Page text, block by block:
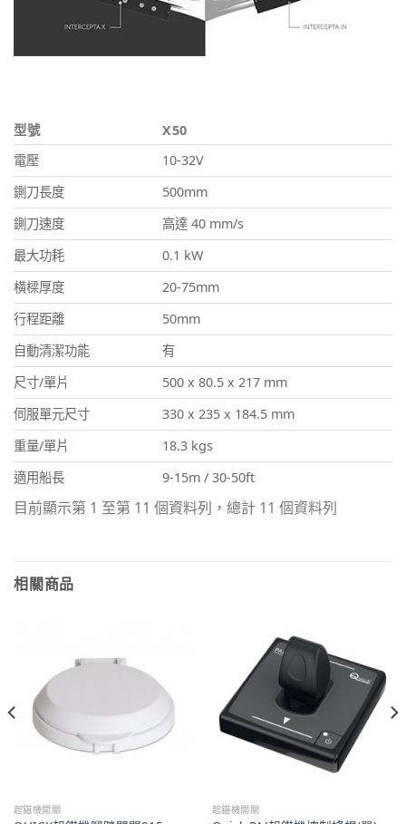
型號
X50
電壓
10-32V
鍘刀長度
500mm
鍘刀速度
高達 40 mm/s
最大功耗
0.1 kW
橫樑厚度
20-75mm
行程距離
50mm
自動清潔功能
有
尺寸/單片
500 x 80.5 x 217 mm
伺服單元尺寸
330 x 235 x 184.5 mm
重量/單片
18.3 kgs
適用船長
9-15m / 30-50ft
目前顯示第 1 至第 11 個資料列，總計 11 個資料列
相關商品
起錨機開關 起錨機開關